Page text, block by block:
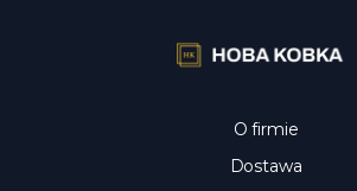
O firmie
Dostawa